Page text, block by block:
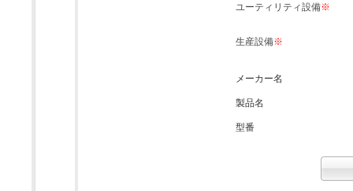
ユーティリティ設備※
生産設備※
メーカー名
製品名
型番